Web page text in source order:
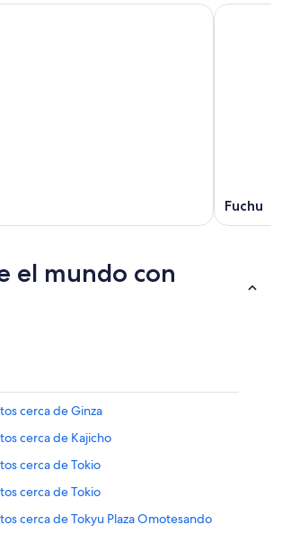
Fuchu
el mundo con
cerca de Ginza
cerca de Kajicho
cerca de Tokio
cerca de Tokio
cerca de Tokyu Plaza Omotesando